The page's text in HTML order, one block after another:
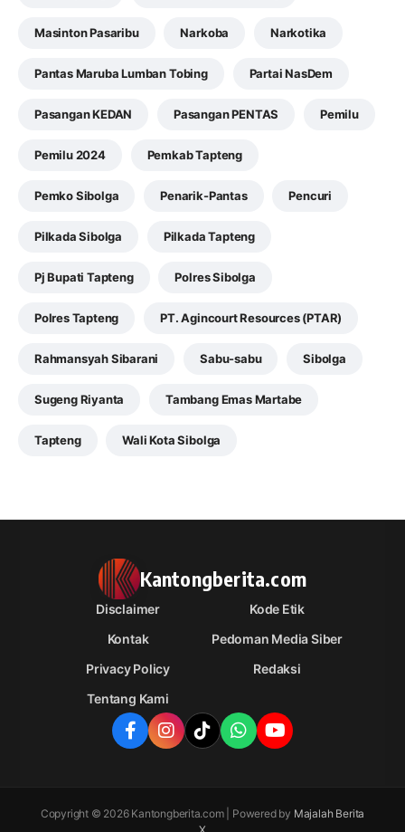
Masinton Pasaribu Narkoba Narkotika
Pantas Maruba Lumban Tobing Partai NasDem
Pasangan KEDAN Pasangan PENTAS Pemilu
Pemilu 2024 Pemkab Tapteng
Pemko Sibolga Penarik-Pantas Pencuri
Pilkada Sibolga Pilkada Tapteng
Pj Bupati Tapteng Polres Sibolga
Polres Tapteng PT. Agincourt Resources (PTAR)
Rahmansyah Sibarani Sabu-sabu Sibolga
Sugeng Riyanta Tambang Emas Martabe
Tapteng Wali Kota Sibolga
Kantongberita.com
Disclaimer
Kode Etik
Kontak
Pedoman Media Siber
Privacy Policy
Redaksi
Tentang Kami
Copyright © 2026 Kantongberita.com | Powered by Majalah Berita